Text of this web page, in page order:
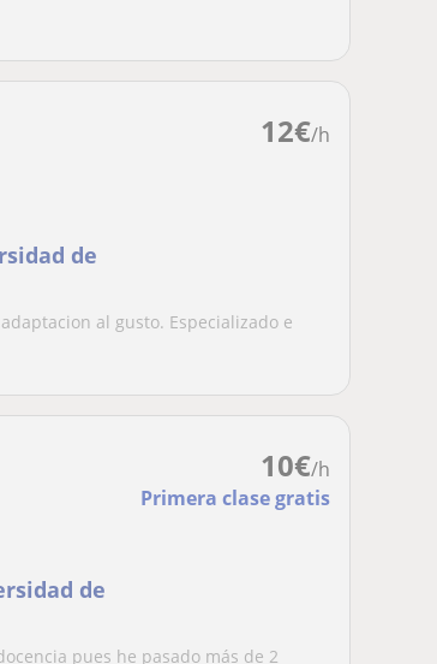
12€/h
de
al gusto. Especializado e
10€/h
Primera clase gratis
de
pues he pasado más de 2